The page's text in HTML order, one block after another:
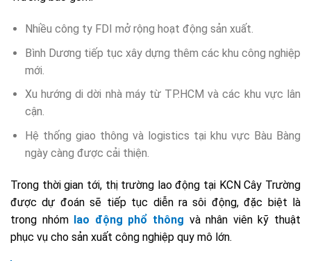
Nhiều công ty FDI mở rộng hoạt động sản xuất.
Bình Dương tiếp tục xây dựng thêm các khu công nghiệp
mới.
Xu hướng di dời nhà máy từ TP.HCM và các khu vực lân
cận.
Hệ thống giao thông và logistics tại khu vực Bàu Bàng
ngày càng được cải thiện.
Trong thời gian tới, thị trường lao động tại KCN Cây Trường
được dự đoán sẽ tiếp tục diễn ra sôi động, đặc biệt là
trong nhóm lao động phổ thông và nhân viên kỹ thuật
phục vụ cho sản xuất công nghiệp quy mô lớn.